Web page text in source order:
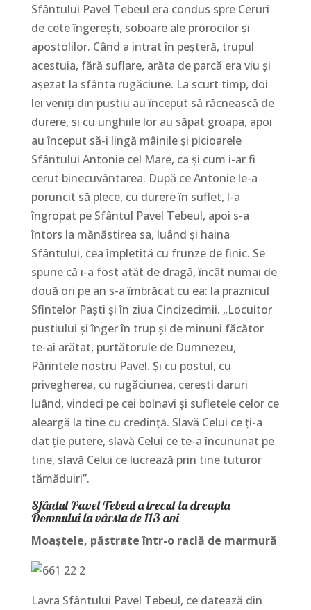
Sfântului Pavel Tebeul era condus spre Ceruri
de cete îngerești, soboare ale prorocilor și
apostolilor. Când a intrat în peșteră, trupul
acestuia, fără suflare, arăta de parcă era viu și
așezat la sfânta rugăciune. La scurt timp, doi
lei veniți din pustiu au început să răcnească de
durere, și cu unghiile lor au săpat groapa, apoi
au început să-i lingă mâinile și picioarele
Sfântului Antonie cel Mare, ca și cum i-ar fi
cerut binecuvântarea. După ce Antonie le-a
poruncit să plece, cu durere în suflet, l-a
îngropat pe Sfântul Pavel Tebeul, apoi s-a
întors la mănăstirea sa, luând și haina
Sfântului, cea împletită cu frunze de finic. Se
spune că i-a fost atât de dragă, încât numai de
două ori pe an s-a îmbrăcat cu ea: la praznicul
Sfintelor Paști și în ziua Cincizecimii. „Locuitor
pustiului și înger în trup și de minuni făcător
te-ai arătat, purtătorule de Dumnezeu,
Părintele nostru Pavel. Și cu postul, cu
privegherea, cu rugăciunea, cerești daruri
luând, vindeci pe cei bolnavi și sufletele celor ce
aleargă la tine cu credință. Slavă Celui ce ți-a
dat ție putere, slavă Celui ce te-a încununat pe
tine, slavă Celui ce lucrează prin tine tuturor
tămăduiri”.
Sfântul Pavel Tebeul a trecut la dreapta
Domnului la vârsta de 113 ani
Moaştele, păstrate într-o raclă de marmură
Lavra Sfântului Pavel Tebeul, ce datează din